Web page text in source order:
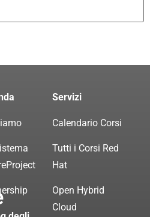
Servizi
Calendario Corsi
Tutti i Corsi Red
Hat
Open Hybrid
Cloud